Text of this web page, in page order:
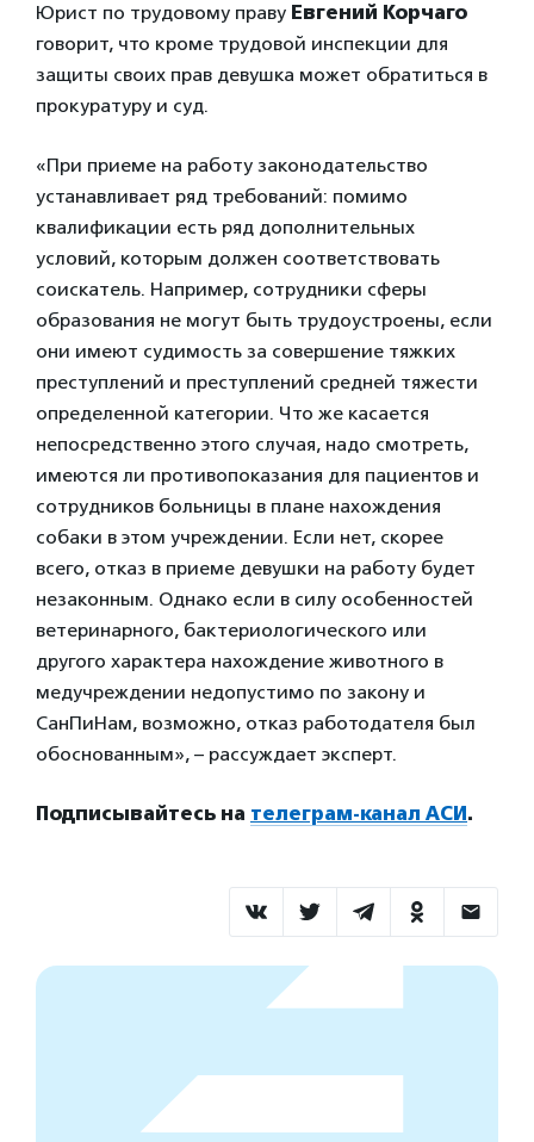
Юрист по трудовому праву Евгений Корчаго
говорит, что кроме трудовой инспекции для
защиты своих прав девушка может обратиться в
прокуратуру и суд.
«При приеме на работу законодательство
устанавливает ряд требований: помимо
квалификации есть ряд дополнительных
условий, которым должен соответствовать
соискатель. Например, сотрудники сферы
образования не могут быть трудоустроены, если
они имеют судимость за совершение тяжких
преступлений и преступлений средней тяжести
определенной категории. Что же касается
непосредственно этого случая, надо смотреть,
имеются ли противопоказания для пациентов и
сотрудников больницы в плане нахождения
собаки в этом учреждении. Если нет, скорее
всего, отказ в приеме девушки на работу будет
незаконным. Однако если в силу особенностей
ветеринарного, бактериологического или
другого характера нахождение животного в
медучреждении недопустимо по закону и
СанПиНам, возможно, отказ работодателя был
обоснованным», – рассуждает эксперт.
Подписывайтесь на телеграм-канал АСИ.